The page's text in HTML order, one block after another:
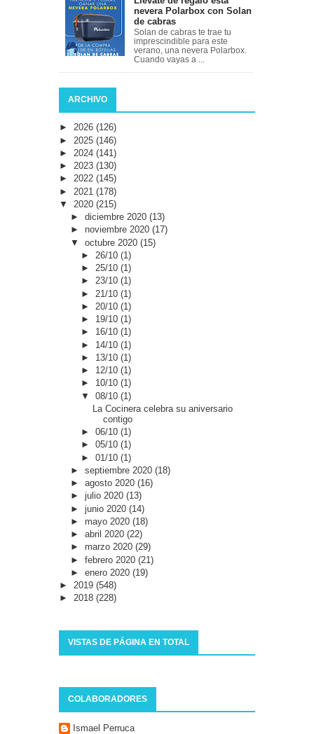
nevera Polarbox con Solan
de cabras
Solan de cabras te trae tu
imprescindible para este
verano, una nevera Polarbox.
Cuando vayas a ...
ARCHIVO
► 2026 (126)
► 2025 (146)
► 2024 (141)
► 2023 (130)
► 2022 (145)
► 2021 (178)
▼ 2020 (215)
► diciembre 2020 (13)
► noviembre 2020 (17)
▼ octubre 2020 (15)
► 26/10(1)
►25/10(1)
►23/10(1)
► 21/10(1)
► 20/10(1)
► 19/10(1)
► 16/10(1)
► 14/10(1)
► 13/10(1)
► 12/10(1)
► 10/10(1)
▼08/10(1)
La Cocinera celebra su aniversario
contigo
►06/10(1)
►05/10(1)
►01/10(1)
► septiembre 2020 (18)
► agosto 2020 (16)
► julio 2020 (13)
► junio 2020 (14)
► mayo 2020 (18)
► abril 2020 (22)
► marzo 2020 (29)
► febrero 2020 (21)
► enero 2020 (19)
► 2019 (548)
► 2018 (228)
VISTAS DE PÁGINA EN TOTAL
COLABORADORES
Ismael Perruca